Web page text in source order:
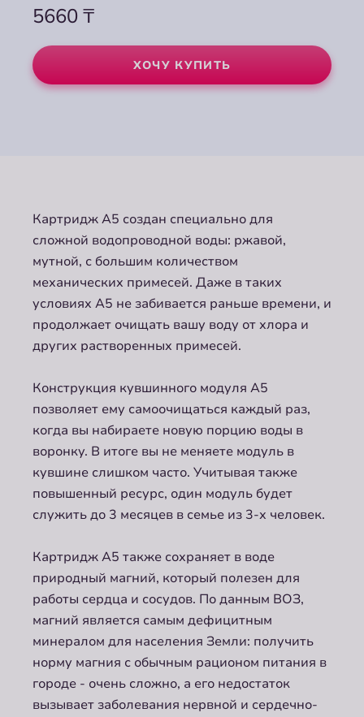
5660₸
ХОЧУ КУПИТЬ
5660₸
ХОЧУ КУПИТЬ
Картридж A5 создан специально для
сложной водопроводной воды: ржавой,
мутной, с большим количеством
механических примесей. Даже в таких
условиях A5 не забивается раньше времени, и
продолжает очищать вашу воду от хлора и
других растворенных примесей.
Конструкция кувшинного модуля A5
позволяет ему самоочищаться каждый раз,
когда вы набираете новую порцию воды в
воронку. В итоге вы не меняете модуль в
кувшине слишком часто. Учитывая также
повышенный ресурс, один модуль будет
служить до 3 месяцев в семье из 3-х человек.
Картридж A5 также сохраняет в воде
природный магний, который полезен для
работы сердца и сосудов. По данным ВОЗ,
магний является самым дефицитным
минералом для населения Земли: получить
норму магния с обычным рационом питания в
городе - очень сложно, а его недостаток
вызывает заболевания нервной и сердечно-